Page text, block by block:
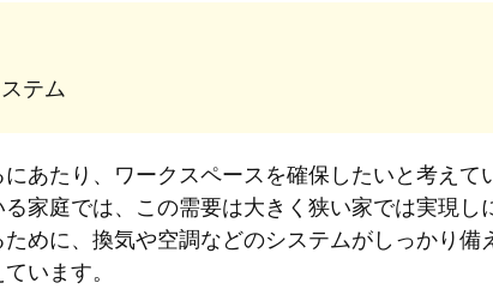
テム
あたり、ワークスペースを確保したいと考えて
家庭では、この需要は大きく狭い家では実現し
めに、換気や空調などのシステムがしっかり備
います。